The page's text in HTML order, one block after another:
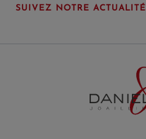
SUIVEZ NOTRE ACTUALITÉ